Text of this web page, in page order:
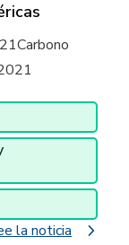
la noticia
navigate_next